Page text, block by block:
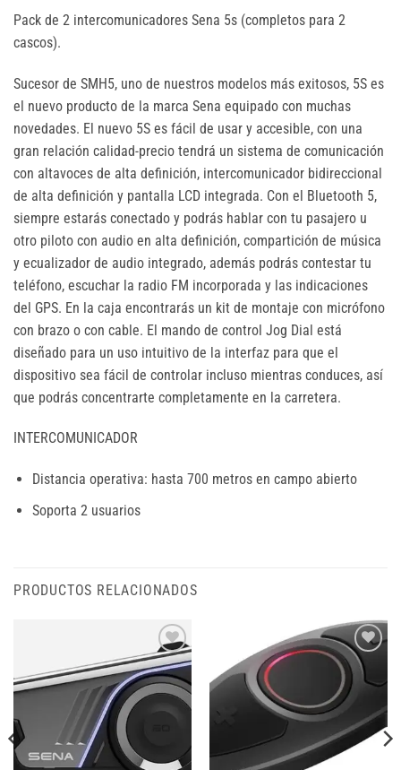
Pack de 2 intercomunicadores Sena 5s (completos para 2
cascos).
Sucesor de SMH5, uno de nuestros modelos más exitosos, 5S es
el nuevo producto de la marca Sena equipado con muchas
novedades. El nuevo 5S es fácil de usar y accesible, con una
gran relación calidad-precio tendrá un sistema de comunicación
con altavoces de alta definición, intercomunicador bidireccional
de alta definición y pantalla LCD integrada. Con el Bluetooth 5,
siempre estarás conectado y podrás hablar con tu pasajero u
otro piloto con audio en alta definición, compartición de música
y ecualizador de audio integrado, además podrás contestar tu
teléfono, escuchar la radio FM incorporada y las indicaciones
del GPS. En la caja encontrarás un kit de montaje con micrófono
con brazo o con cable. El mando de control Jog Dial está
diseñado para un uso intuitivo de la interfaz para que el
dispositivo sea fácil de controlar incluso mientras conduces, así
que podrás concentrarte completamente en la carretera.
INTERCOMUNICADOR
Distancia operativa: hasta 700 metros en campo abierto
Soporta 2 usuarios
PRODUCTOS RELACIONADOS
Add to
wishlist
Add to
wishlist